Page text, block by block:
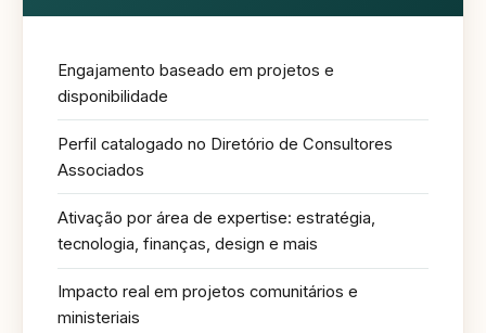
Engajamento baseado em projetos e
disponibilidade
Perfil catalogado no Diretório de Consultores
Associados
Ativação por área de expertise: estratégia,
tecnologia, finanças, design e mais
Impacto real em projetos comunitários e
ministeriais